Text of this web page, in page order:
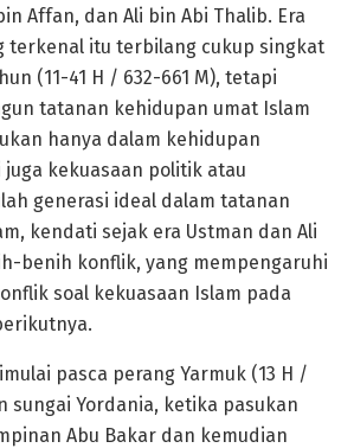
Affan, dan Ali bin Abi Thalib. Era
terkenal itu terbilang cukup singkat
(11-41 H / 632-661 M), tetapi
tatanan kehidupan umat Islam
hanya dalam kehidupan
kekuasaan politik atau
generasi ideal dalam tatanan
kendati sejak era Ustman dan Ali
benih konflik, yang mempengaruhi
soal kekuasaan Islam pada
pasca perang Yarmuk (13 H /
sungai Yordania, ketika pasukan
Abu Bakar dan kemudian